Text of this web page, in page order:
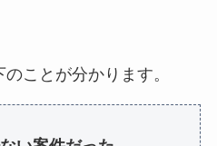
ことが分かります。